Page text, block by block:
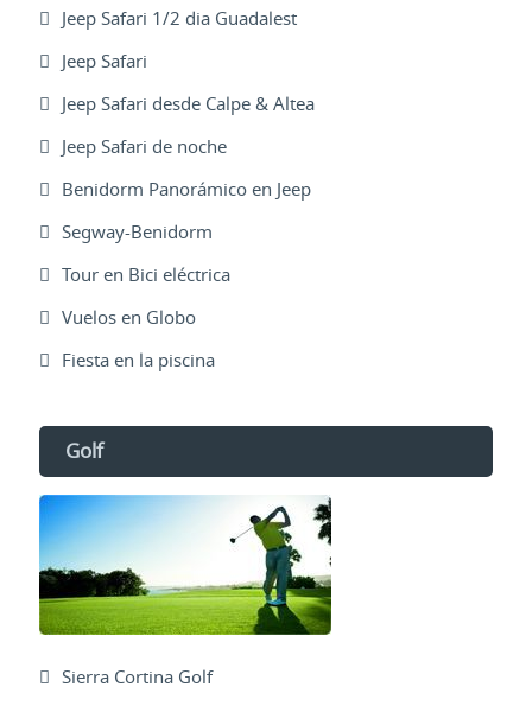
Jeep Safari 1/2 dia Guadalest
Jeep Safari
Jeep Safari desde Calpe & Altea
Jeep Safari de noche
Benidorm Panorámico en Jeep
Segway-Benidorm
Tour en Bici eléctrica
Vuelos en Globo
Fiesta en la piscina
Golf
Sierra Cortina Golf